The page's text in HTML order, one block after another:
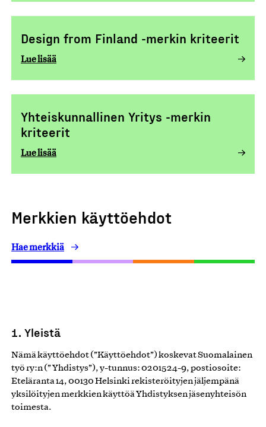
Design from Finland -merkin kriteerit
Lue lisää
Yhteiskunnallinen Yritys -merkin
kriteerit
Lue lisää
Merkkien käyttöehdot
Hae merkkiä
1. Yleistä
Nämä käyttöehdot (”Käyttöehdot”) koskevat Suomalainen
työ ry:n (” Yhdistys”), y-tunnus: 0201524-9, postiosoite:
Eteläranta 14, 00130 Helsinki rekisteröityjen jäljempänä
yksilöityjen merkkien käyttöä Yhdistyksen jäsenyhteisön
toimesta.